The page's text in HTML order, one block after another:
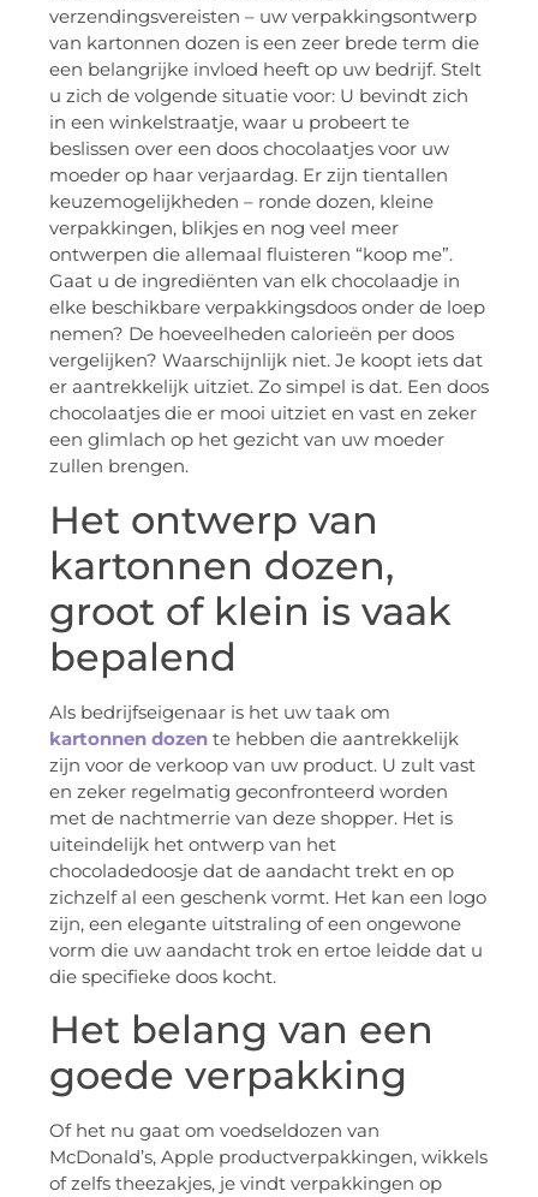
verzendingsvereisten – uw verpakkingsontwerp
van kartonnen dozen is een zeer brede term die
een belangrijke invloed heeft op uw bedrijf. Stelt
u zich de volgende situatie voor: U bevindt zich
in een winkelstraatje, waar u probeert te
beslissen over een doos chocolaatjes voor uw
moeder op haar verjaardag. Er zijn tientallen
keuzemogelijkheden – ronde dozen, kleine
verpakkingen, blikjes en nog veel meer
ontwerpen die allemaal fluisteren “koop me”.
Gaat u de ingrediënten van elk chocolaadje in
elke beschikbare verpakkingsdoos onder de loep
nemen? De hoeveelheden calorieën per doos
vergelijken? Waarschijnlijk niet. Je koopt iets dat
er aantrekkelijk uitziet. Zo simpel is dat. Een doos
chocolaatjes die er mooi uitziet en vast en zeker
een glimlach op het gezicht van uw moeder
zullen brengen.
Het ontwerp van
kartonnen dozen,
groot of klein is vaak
bepalend
Als bedrijfseigenaar is het uw taak om
kartonnen dozen te hebben die aantrekkelijk
zijn voor de verkoop van uw product. U zult vast
en zeker regelmatig geconfronteerd worden
met de nachtmerrie van deze shopper. Het is
uiteindelijk het ontwerp van het
chocoladedoosje dat de aandacht trekt en op
zichzelf al een geschenk vormt. Het kan een logo
zijn, een elegante uitstraling of een ongewone
vorm die uw aandacht trok en ertoe leidde dat u
die specifieke doos kocht.
Het belang van een
goede verpakking
Of het nu gaat om voedseldozen van
McDonald’s, Apple productverpakkingen, wikkels
of zelfs theezakjes, je vindt verpakkingen op